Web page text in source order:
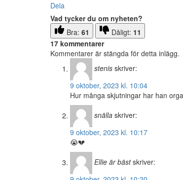
Dela
Vad tycker du om nyheten?
Bra: 61 Dåligt: 11
17 kommentarer
Kommentarer är stängda för detta inlägg.
stenis skriver:
9 oktober, 2023 kl. 10:04
Hur många skjutningar har han
snälla skriver:
9 oktober, 2023 kl. 10:17
😭💔
Ellie är bäst skriver: